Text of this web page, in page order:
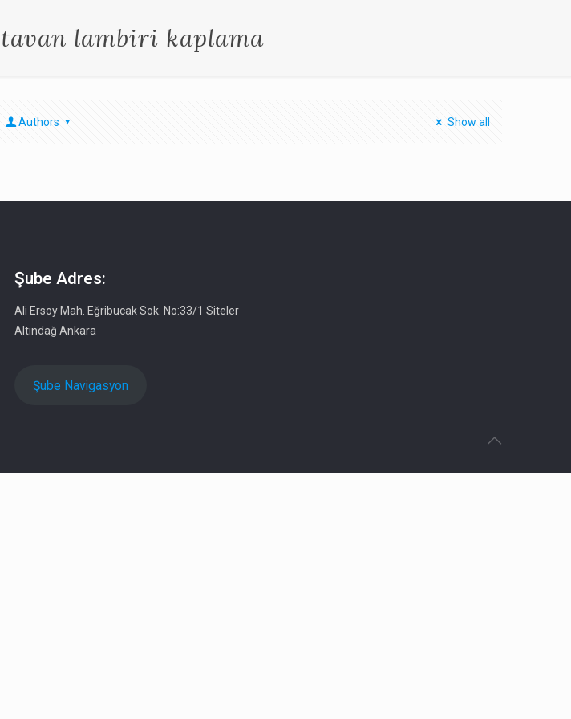
tavan lambiri kaplama
Authors Show all
Şube Adres:
Ali Ersoy Mah. Eğribucak Sok. No:33/1 Siteler
Altındağ Ankara
Şube Navigasyon